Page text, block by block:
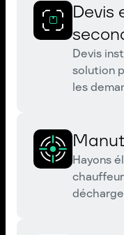
Devis
Devis
solution
les
Hayons